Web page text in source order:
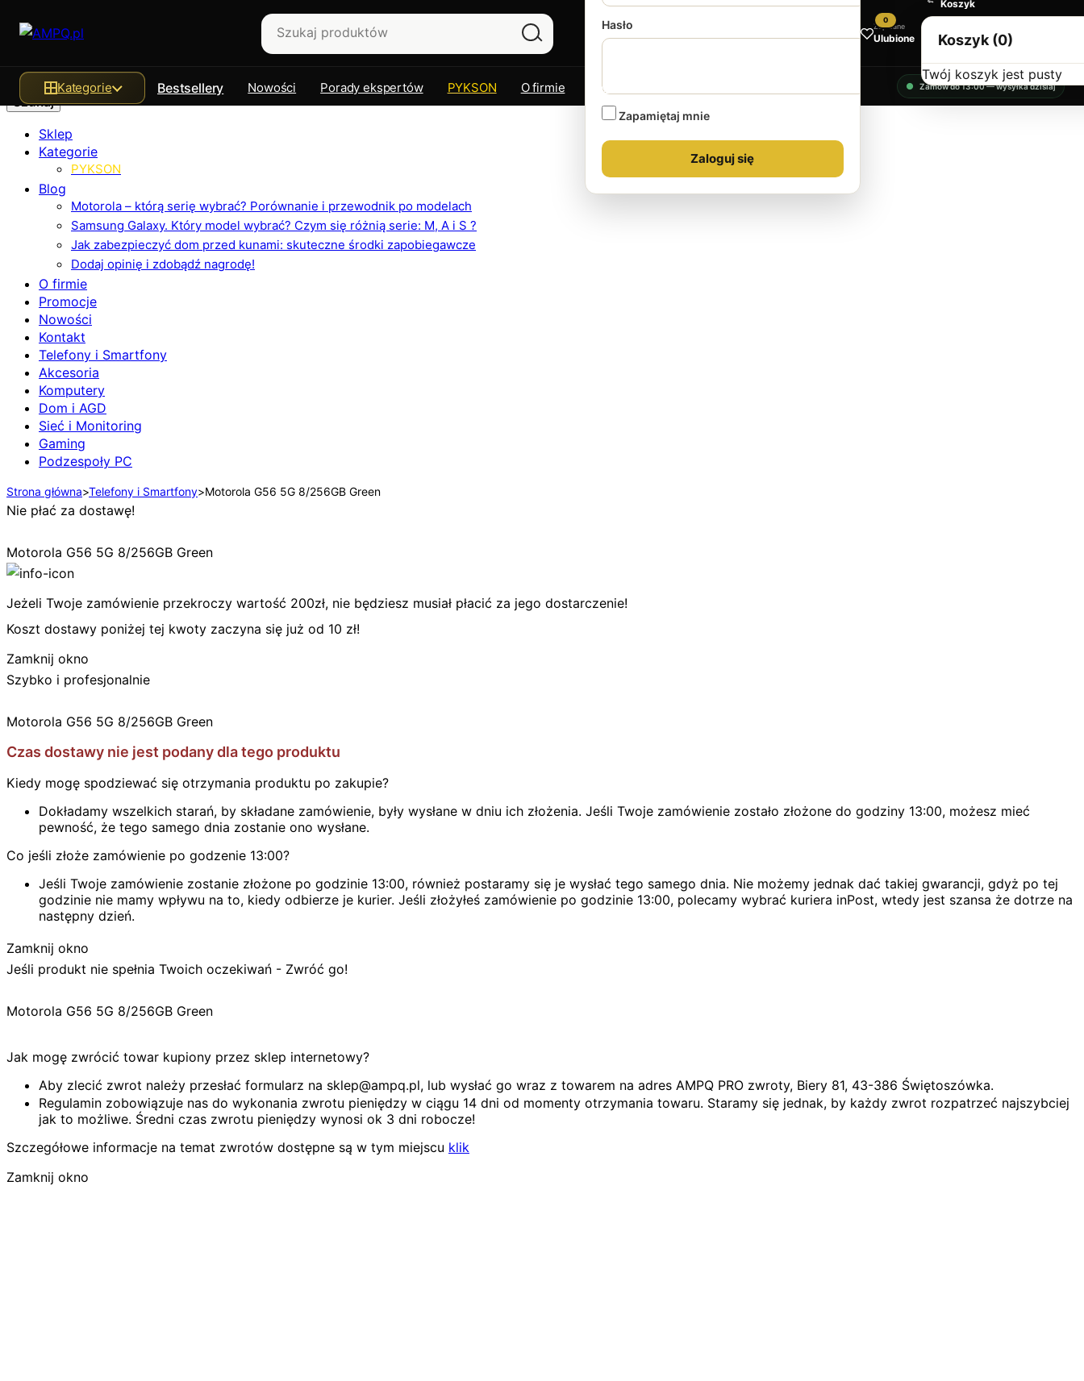
Szukaj
Sklep
Kategorie
PYKSON
Blog
Motorola – którą serię wybrać? Porównanie i przewodnik po modelach
Samsung Galaxy. Który model wybrać? Czym się różnią serie: M, A i S ?
Jak zabezpieczyć dom przed kunami: skuteczne środki zapobiegawcze
Dodaj opinię i zdobądź nagrodę!
O firmie
Promocje
Nowości
Kontakt
Telefony i Smartfony
Akcesoria
Komputery
Dom i AGD
Sieć i Monitoring
Gaming
Podzespoły PC
Koszyk
Koszyk (0)
Twój koszyk jest pusty
0
Zapisane
Ulubione
Hasło
Zapamiętaj mnie
Kategorie Bestsellery Nowości Porady ekspertów PYKSON O firmie Kontakt Zamów do 13:00 — wysyłka dzisiaj
Strona główna>Telefony i Smartfony>Motorola G56 5G 8/256GB Green
Nie płać za dostawę!
Motorola G56 5G 8/256GB Green
Jeżeli Twoje zamówienie przekroczy wartość 200zł, nie będziesz musiał płacić za jego dostarczenie!
Koszt dostawy poniżej tej kwoty zaczyna się już od 10 zł!
Zamknij okno
Szybko i profesjonalnie
Motorola G56 5G 8/256GB Green
Czas dostawy nie jest podany dla tego produktu
Kiedy mogę spodziewać się otrzymania produktu po zakupie?
Dokładamy wszelkich starań, by składane zamówienie, były wysłane w dniu ich złożenia. Jeśli Twoje zamówienie zostało złożone do godziny 13:00, możesz mieć
pewność, że tego samego dnia zostanie ono wysłane.
Co jeśli złoże zamówienie po godzenie 13:00?
Jeśli Twoje zamówienie zostanie złożone po godzinie 13:00, również postaramy się je wysłać tego samego dnia. Nie możemy jednak dać takiej gwarancji, gdyż po tej
godzinie nie mamy wpływu na to, kiedy odbierze je kurier. Jeśli złożyłeś zamówienie po godzinie 13:00, polecamy wybrać kuriera inPost, wtedy jest szansa że dotrze na
następny dzień.
Zamknij okno
Jeśli produkt nie spełnia Twoich oczekiwań - Zwróć go!
Motorola G56 5G 8/256GB Green
Jak mogę zwrócić towar kupiony przez sklep internetowy?
Aby zlecić zwrot należy przesłać formularz na sklep@ampq.pl, lub wysłać go wraz z towarem na adres AMPQ PRO zwroty, Biery 81, 43-386 Świętoszówka.
Regulamin zobowiązuje nas do wykonania zwrotu pieniędzy w ciągu 14 dni od momenty otrzymania towaru. Staramy się jednak, by każdy zwrot rozpatrzeć najszybciej
jak to możliwe. Średni czas zwrotu pieniędzy wynosi ok 3 dni robocze!
Szczegółowe informacje na temat zwrotów dostępne są w tym miejscu klik
Zamknij okno